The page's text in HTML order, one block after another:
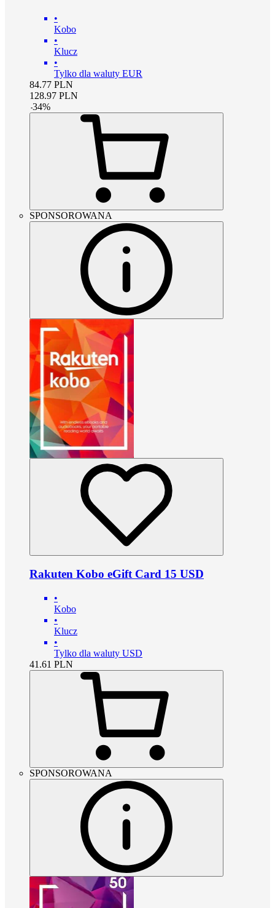
•
Kobo
•
Klucz
•
Tylko dla waluty EUR
84.77 PLN
128.97 PLN
-34%
SPONSOROWANA
Rakuten Kobo eGift Card 15 USD
•
Kobo
•
Klucz
•
Tylko dla waluty USD
41.61 PLN
SPONSOROWANA